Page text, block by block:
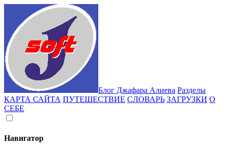
Блог Джафара Алиева Разделы
КАРТА САЙТА ПУТЕШЕСТВИЕ СЛОВАРЬ ЗАГРУЗКИ О
СЕБЕ
Навигатор